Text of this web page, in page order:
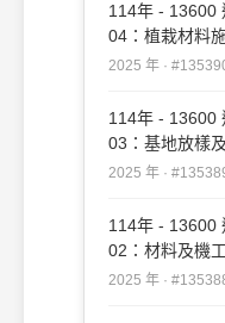
114年 - 13600
04：植栽材料
新）#135390
2025 年 ·
114年 - 13600
03：基地放樣
新）#135389
2025 年 ·
114年 - 13600
02：材料及機
109（2025/12/
2025 年 ·